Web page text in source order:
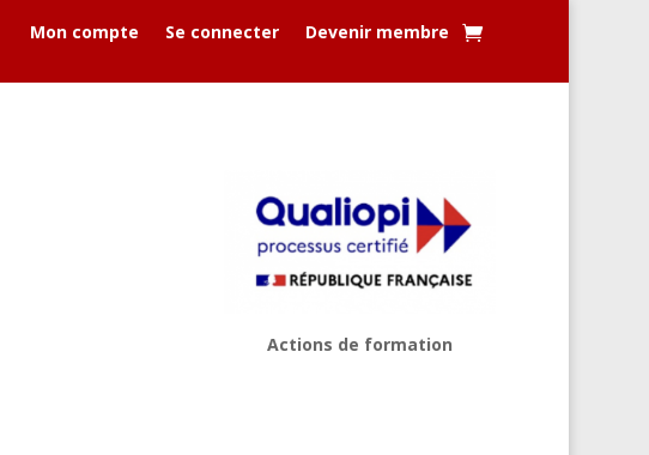
Mon compte Se connecter Devenir membre
Actions de formation